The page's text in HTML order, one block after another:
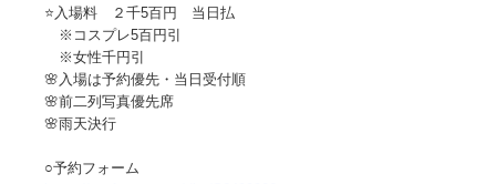
⭐️入場料 ２千5百円 当日払
※コスプレ5百円引
※女性千円引
🌸入場は予約優先・当日受付順
🌸前二列写真優先席
🌸雨天決行
○予約フォーム